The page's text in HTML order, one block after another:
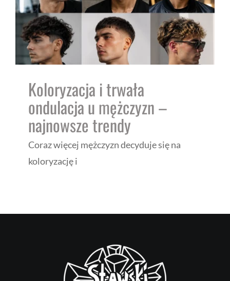
Koloryzacja i trwała
ondulacja u mężczyzn –
najnowsze trendy
Coraz więcej mężczyzn decyduje się na
koloryzację i